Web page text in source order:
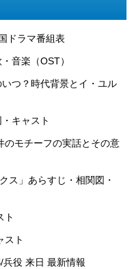
ドラマ番組表
音楽（OST）
つ？時代背景とイ・ユル
キャスト
のモチーフの実話とその意
ス」あらすじ・相関図・
ト
スト
役 来日 最新情報